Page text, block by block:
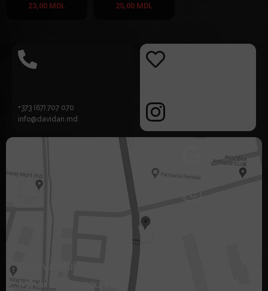
23,00 MDL 25,00 MDL
+373 (67) 707 070
info@davidan.md
Mihai Eminescu 10P